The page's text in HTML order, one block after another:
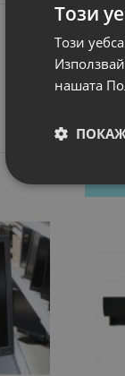
Този
Този
нашата